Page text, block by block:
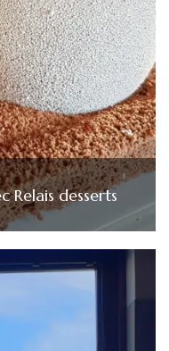
Relais desserts